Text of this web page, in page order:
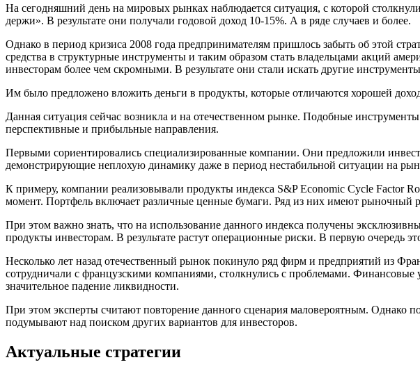
На сегодняшний день на мировых рынках наблюдается ситуация, с которой
держи». В результате они получали годовой доход 10-15%. А в ряде случаев и более.
Однако в период кризиса 2008 года предпринимателям пришлось забыть об этой
средства в структурные инструменты и таким образом стать владельцами акций
инвесторам более чем скромными. В результате они стали искать другие
Им было предложено вложить деньги в продукты, которые отличаются хорошей
Данная ситуация сейчас возникла и на отечественном рынке. Подобные
перспективные и прибыльные направления.
Первыми сориентировались специализированные компании. Они предложили
демонстрирующие неплохую динамику даже в период нестабильной ситуации на
К примеру, компании реализовывали продукты индекса S&P Economic Cycle Factor
момент. Портфель включает различные ценные бумаги. Ряд из них имеют рыночный
При этом важно знать, что на использование данного индекса получены
продукты инвесторам. В результате растут операционные риски. В первую очередь
Несколько лет назад отечественный рынок покинуло ряд фирм и предприятий из
сотрудничали с французскими компаниями, столкнулись с проблемами.
значительное падение ликвидности.
При этом эксперты считают повторение данного сценария маловероятным. Однако
подумывают над поиском других вариантов для инвесторов.
Актуальные стратегии